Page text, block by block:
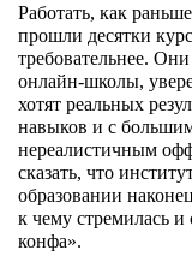
Работать, как
прошли десятки
требовательнее.
онлайн-школы,
хотят реальных
навыков и с
нереалистичным
сказать, что
образовании
к чему стремилась и
конфа».